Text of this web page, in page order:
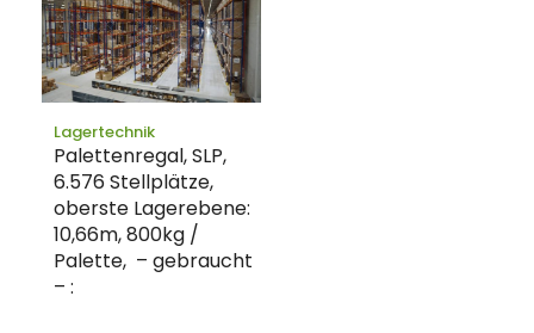
Lagertechnik
Palettenregal, SLP,
6.576 Stellplätze,
oberste Lagerebene:
10,66m, 800kg /
Palette, – gebraucht
– :